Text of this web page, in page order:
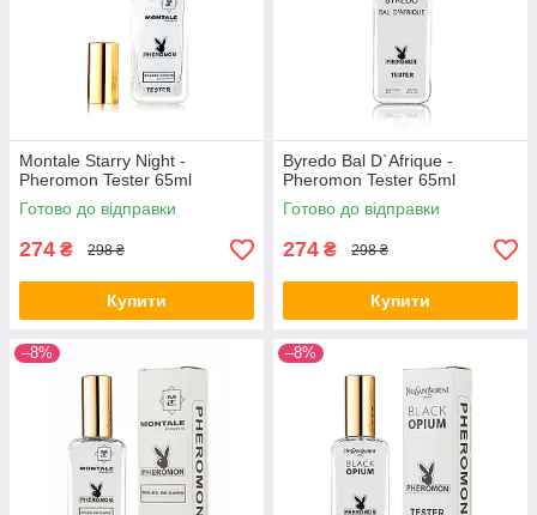
Montale Starry Night -
Pheromon Tester 65ml
Готово до відправки
274 ₴ 298 ₴
Купити
Byredo Bal D`Afrique -
Pheromon Tester 65ml
Готово до відправки
274 ₴ 298 ₴
Купити
–8% –8%